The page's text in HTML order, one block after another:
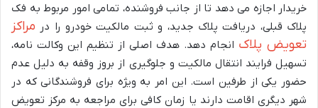
خریدار اجازه می دهد تا از جانب فروشنده، تمامی امور مربوط به فک
پلاک قبلی، دریافت پلاک جدید، و ثبت مالکیت خودرو را در مراکز
تعویض پلاک انجام دهد. هدف اصلی از تنظیم این وکالت نامه،
تسهیل فرایند انتقال مالکیت و جلوگیری از بروز وقفه به دلیل عدم
حضور یکی از طرفین است. این امر به ویژه برای فروشندگانی که در
شهر دیگری اقامت دارند یا زمان کافی برای مراجعه به مرکز تعویض